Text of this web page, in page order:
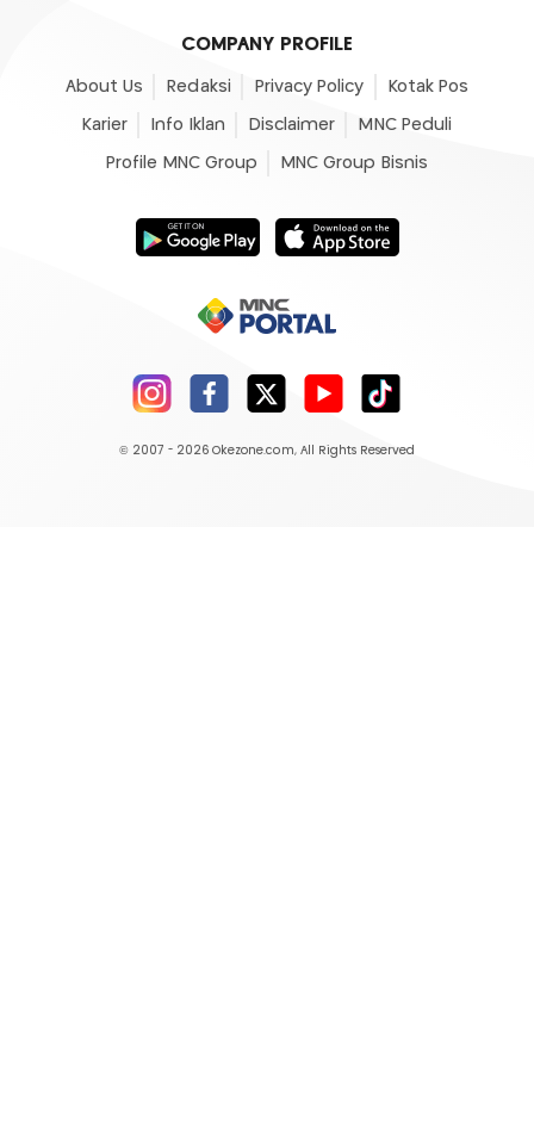
COMPANY PROFILE
About Us Redaksi Privacy Policy Kotak Pos
Karier Info Iklan Disclaimer MNC Peduli
Profile MNC Group MNC Group Bisnis
© 2007 - 2026 Okezone.com, All Rights Reserved